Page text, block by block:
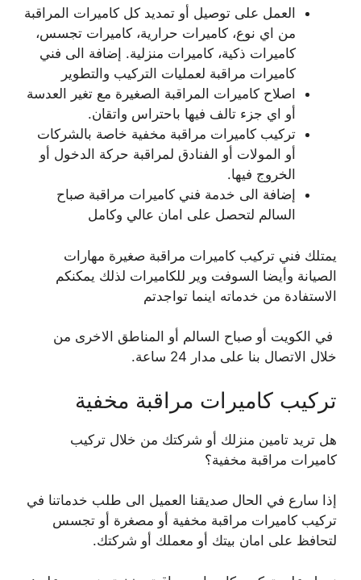
العمل على توصيل أو تمديد كل كاميرات المراقبة
من اي نوع، كاميرات حرارية، كاميرات تجسس،
كاميرات ذكية، كاميرات منزلية. إضافة الى فني
كاميرات مراقبة لعمليات التركيب والتطوير
اصلاح كاميرات المراقبة الصغيرة مع تغير العدسة
أو اي جزء تالف فيها باحتراس واتقان.
تركيب كاميرات مراقبة مخفية خاصة بالشركات
أو المولات أو الفنادق لمراقبة حركة الدخول أو
الخروج فيها.
إضافة الى خدمة فني كاميرات مراقبة صباح
السالم لتحصل على امان عالي وكامل
يمتلك فني تركيب كاميرات مراقبة صغيرة مهارات
الصيانة وأيضا السوفت وير للكاميرات لذلك يمكنكم
الاستفادة من خدماته اينما تواجدتم
في الكويت أو صباح السالم أو المناطق الاخرى من
خلال الاتصال بنا على مدار 24 ساعة.
تركيب كاميرات مراقبة مخفية
هل تريد تامين منزلك أو شركتك من خلال تركيب
كاميرات مراقبة مخفية؟
إذا سارع في الحال صديقنا العميل الى طلب خدماتنا في
تركيب كاميرات مراقبة مخفية أو مصغرة أو تجسس
لتحافظ على امان بيتك أو معملك أو شركتك.